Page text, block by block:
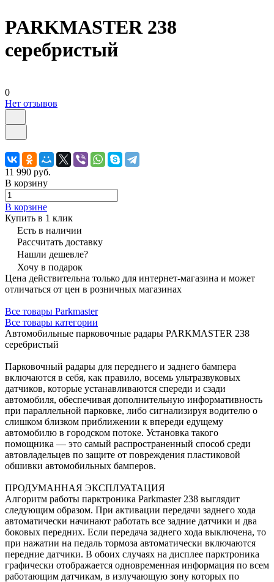
PARKMASTER 238
серебристый
0
Нет отзывов
11 990 руб.
В корзину
В корзине
Купить в 1 клик
Есть в наличии
Рассчитать доставку
Нашли дешевле?
Хочу в подарок
Цена действительна только для интернет-магазина и может
отличаться от цен в розничных магазинах
Все товары Parkmaster
Все товары категории
Автомобильные парковочные радары PARKMASTER 238
серебристый
Парковочный радары для переднего и заднего бампера
включаются в себя, как правило, восемь ультразвуковых
датчиков, которые устанавливаются спереди и сзади
автомобиля, обеспечивая дополнительную информативность
при параллельной парковке, либо сигнализируя водителю о
слишком близком приближении к впереди едущему
автомобилю в городском потоке. Установка такого
помощника — это самый распространенный способ среди
автовладельцев по защите от повреждения пластиковой
обшивки автомобильных бамперов.
ПРОДУМАННАЯ ЭКСПЛУАТАЦИЯ
Алгоритм работы парктроника Parkmaster 238 выглядит
следующим образом. При активации передачи заднего хода
автоматически начинают работать все задние датчики и два
боковых передних. Если передача заднего хода выключена, то
при нажатии на педаль тормоза автоматически включаются
передние датчики. В обоих случаях на дисплее парктроника
графически отображается одновременная информация по всем
работающим датчикам, в излучающую зону которых по